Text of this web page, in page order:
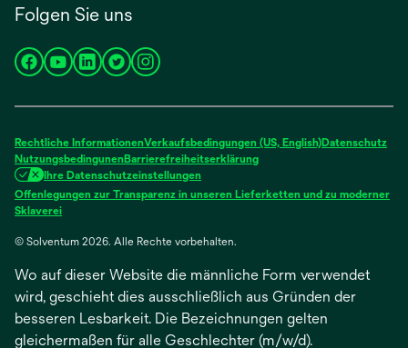
Folgen Sie uns
wird
neuen
Registerkarte
geöffnet
wird
neuen
Registerkarte
geöffnet
wird
neuen
Registerkarte
geöffnet
wird
neuen
Registerkarte
geöffnet
wird
neuen
Registerkarte
geöffnet
Rechtliche InformationenVerkaufsbedingungen (US, English)Datenschutz
NutzungsbedingunenBarrierefreiheitserklärung
Ihre Datenschutzeinstellungen
Offenlegungen zur Transparenz in unseren Lieferketten und zu moderner
Sklavereiwird
einer
Registerkarte
geöffnet
© Solventum 2026. Alle Rechte vorbehalten.
Wo auf dieser Website die männliche Form verwendet
wird, geschieht dies ausschließlich aus Gründen der
besseren Lesbarkeit. Die Bezeichnungen gelten
gleichermaßen für alle Geschlechter (m/w/d).